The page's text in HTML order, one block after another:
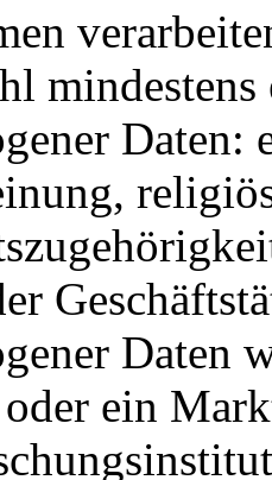
Daten:
Daten
ein